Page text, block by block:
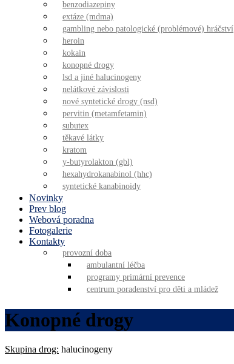
benzodiazepiny
extáze (mdma)
gambling nebo patologické (problémové) hráčství
heroin
kokain
konopné drogy
lsd a jiné halucinogeny
nelátkové závislosti
nové syntetické drogy (nsd)
pervitin (metamfetamin)
subutex
těkavé látky
kratom
y-butyrolakton (gbl)
hexahydrokanabinol (hhc)
syntetické kanabinoidy
Novinky
Prev blog
Webová poradna
Fotogalerie
Kontakty
provozní doba
ambulantní léčba
programy primární prevence
centrum poradenství pro děti a mládež
Konopné drogy
Skupina drog: halucinogeny